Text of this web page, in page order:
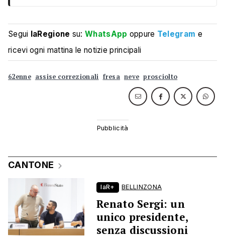
Segui laRegione su:WhatsApp oppure Telegram e
ricevi ogni mattina le notizie principali
62enne assise correzionali fresa neve prosciolto
CANTONE
laR+ BELLINZONA
Renato Sergi: un
unico presidente,
senza discussioni